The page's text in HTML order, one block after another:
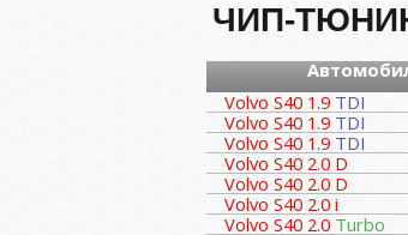
ЧИП-
Volvo S40 1.9 TDI
Volvo S40 1.9 TDI
Volvo S40 1.9 TDI
Volvo S40 2.0 D
Volvo S40 2.0 D
Volvo S40 2.0 i
Volvo S40 2.0 Turbo